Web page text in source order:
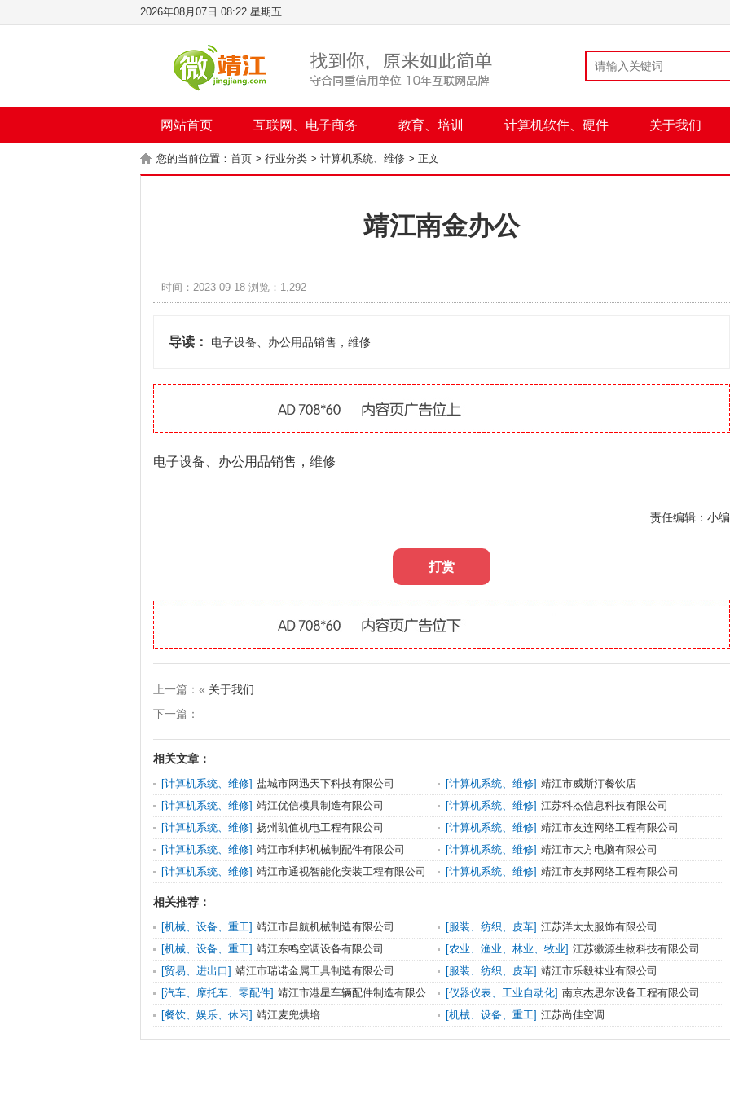
2026年08月07日 08:22 星期五
网站首页 互联网、电子商务 教育、培训 计算机软件、硬件 关于我们
您的当前位置： 首页 > 行业分类 > 计算机系统、维修 > 正文
靖江南金办公
时间：2023-09-18 浏览：1,292
导读： 电子设备、办公用品销售，维修
电子设备、办公用品销售，维修
责任编辑：小编
打赏
上一篇：« 关于我们
下一篇：
相关文章：
[计算机系统、维修] 盐城市网迅天下科技有限公司 [计算机系统、维修] 靖江市威斯汀餐饮店
[计算机系统、维修] 靖江优信模具制造有限公司 [计算机系统、维修] 江苏科杰信息科技有限公司
[计算机系统、维修] 扬州凯值机电工程有限公司 [计算机系统、维修] 靖江市友连网络工程有限公司
[计算机系统、维修] 靖江市利邦机械制配件有限公司 [计算机系统、维修] 靖江市大方电脑有限公司
[计算机系统、维修] 靖江市通视智能化安装工程有限公司 [计算机系统、维修] 靖江市友邦网络工程有限公司
相关推荐：
[机械、设备、重工] 靖江市昌航机械制造有限公司 [服装、纺织、皮革] 江苏洋太太服饰有限公司
[机械、设备、重工] 靖江东鸣空调设备有限公司 [农业、渔业、林业、牧业] 江苏徽源生物科技有限公司
[贸易、进出口] 靖江市瑞诺金属工具制造有限公司 [服装、纺织、皮革] 靖江市乐毅袜业有限公司
[汽车、摩托车、零配件] 靖江市港星车辆配件制造有限公
司
[仪器仪表、工业自动化] 南京杰思尔设备工程有限公司
[餐饮、娱乐、休闲] 靖江麦兜烘培 [机械、设备、重工] 江苏尚佳空调